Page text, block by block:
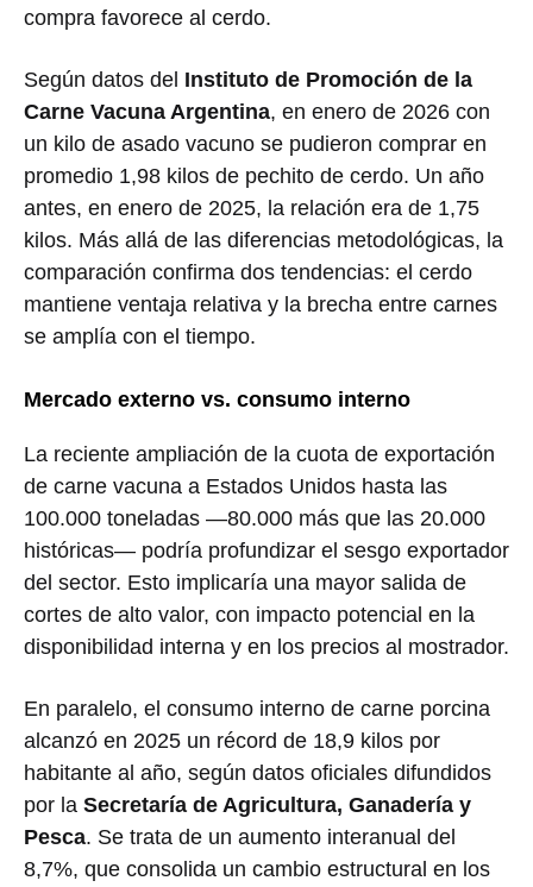
compra favorece al cerdo.
Según datos del Instituto de Promoción de la
Carne Vacuna Argentina, en enero de 2026 con
un kilo de asado vacuno se pudieron comprar en
promedio 1,98 kilos de pechito de cerdo. Un año
antes, en enero de 2025, la relación era de 1,75
kilos. Más allá de las diferencias metodológicas, la
comparación confirma dos tendencias: el cerdo
mantiene ventaja relativa y la brecha entre carnes
se amplía con el tiempo.
Mercado externo vs. consumo interno
La reciente ampliación de la cuota de exportación
de carne vacuna a Estados Unidos hasta las
100.000 toneladas —80.000 más que las 20.000
históricas— podría profundizar el sesgo exportador
del sector. Esto implicaría una mayor salida de
cortes de alto valor, con impacto potencial en la
disponibilidad interna y en los precios al mostrador.
En paralelo, el consumo interno de carne porcina
alcanzó en 2025 un récord de 18,9 kilos por
habitante al año, según datos oficiales difundidos
por la Secretaría de Agricultura, Ganadería y
Pesca. Se trata de un aumento interanual del
8,7%, que consolida un cambio estructural en los